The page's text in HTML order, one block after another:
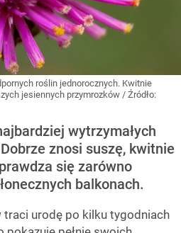
roślin jednorocznych. Kwitnie
jesiennych przymrozków / Źródło:
wytrzymałych
znosi suszę, kwitnie
się zarówno
balkonach.
urodę po kilku tygodniach